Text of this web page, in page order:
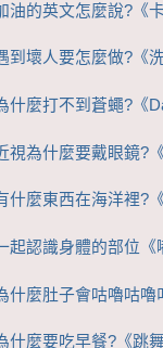
油的英文怎麼說?《
到壞人要怎麼做?《
什麼打不到蒼蠅?《
視為什麼要戴眼鏡?
什麼東西在海洋裡?
起認識身體的部位
什麼肚子會咕嚕咕
什麼要吃早餐?《跳